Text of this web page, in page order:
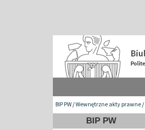
BIP PW/Wewnętrzne akty prawne/
BIP PW